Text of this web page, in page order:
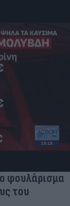
φουλάρισμα
του